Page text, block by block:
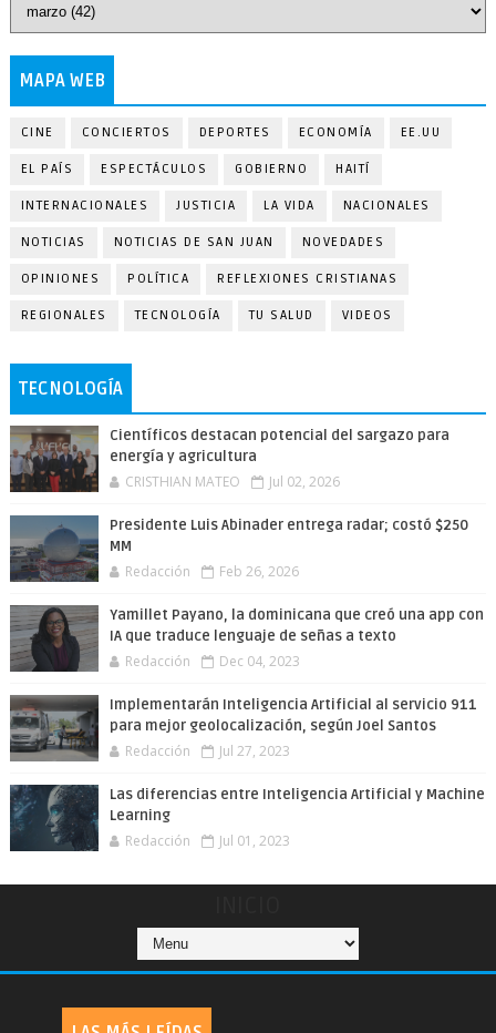
MAPA WEB
CINE CONCIERTOS DEPORTES ECONOMÍA EE.UU
EL PAÍS ESPECTÁCULOS GOBIERNO HAITÍ
INTERNACIONALES JUSTICIA LA VIDA NACIONALES
NOTICIAS NOTICIAS DE SAN JUAN NOVEDADES
OPINIONES POLÍTICA REFLEXIONES CRISTIANAS
REGIONALES TECNOLOGÍA TU SALUD VIDEOS
TECNOLOGÍA
Científicos destacan potencial del sargazo para
energía y agricultura
CRISTHIAN MATEO Jul 02, 2026
Presidente Luis Abinader entrega radar; costó $250
MM
Redacción Feb 26, 2026
Yamillet Payano, la dominicana que creó una app con
IA que traduce lenguaje de señas a texto
Redacción Dec 04, 2023
Implementarán Inteligencia Artificial al servicio 911
para mejor geolocalización, según Joel Santos
Redacción Jul 27, 2023
Las diferencias entre Inteligencia Artificial y Machine
Learning
Redacción Jul 01, 2023